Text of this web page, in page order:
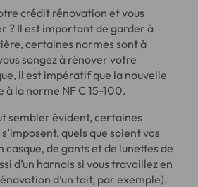
crédit rénovation et vous
? Il est important de garder à
certaines normes sont à
songez à rénover votre
il est impératif que la nouvelle
la norme NF C 15-100.
sembler évident, certaines
quels que soient vos
casque, de gants et de lunettes de
d’un harnais si vous travaillez en
d’un toit, par exemple).